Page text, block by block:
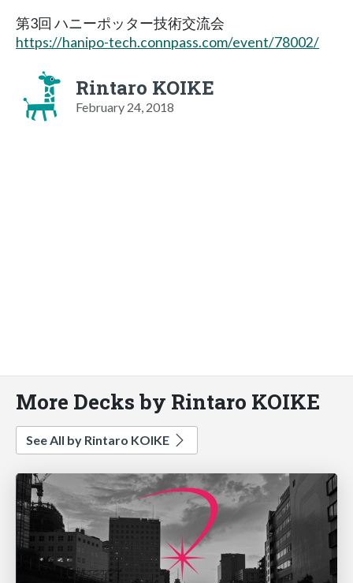
第3回 ハニーポッター技術交流会
https://hanipo-tech.connpass.com/event/78002/
Rintaro KOIKE
February 24, 2018
More Decks by Rintaro KOIKE
See All by Rintaro KOIKE